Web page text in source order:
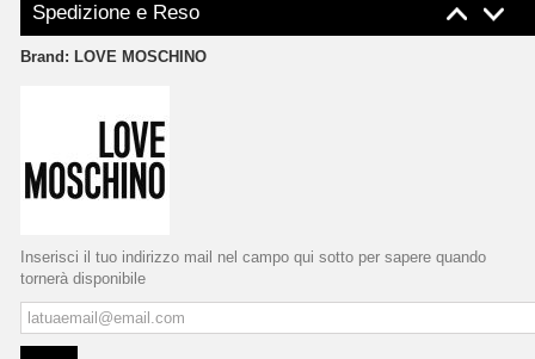
Spedizione e Reso
Brand: LOVE MOSCHINO
Inserisci il tuo indirizzo mail nel campo qui sotto per sapere quando
tornerà disponibile